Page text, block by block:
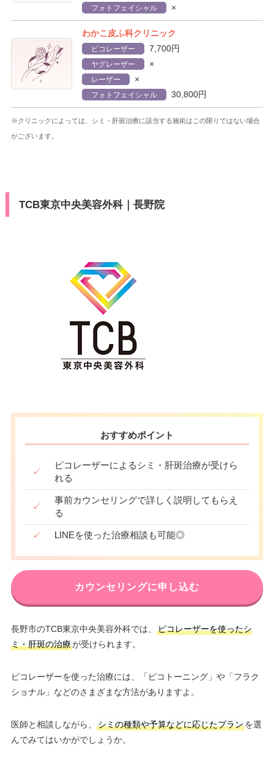
フォトフェイシャル ×
わかこ皮ふ科クリニック
ピコレーザー 7,700円
ヤグレーザー ×
レーザー ×
フォトフェイシャル 30,800円
※クリニックによっては、シミ・肝斑治療に該当する施術はこの限りではない場合
がございます。
TCB東京中央美容外科｜長野院
おすすめポイント
✓
ピコレーザーによるシミ・肝斑治療が受けら
れる
✓
事前カウンセリングで詳しく説明してもらえ
る
✓ LINEを使った治療相談も可能◎
カウンセリングに申し込む
長野市のTCB東京中央美容外科では、
ピコレーザーを使ったシ
ミ・肝斑の治療が受けられます。
ピコレーザーを使った治療には、「ピコトーニング」や「フラク
ショナル」などのさまざまな方法がありますよ。
医師と相談しながら、 シミの種類や予算などに応じたプランを選
んでみてはいかがでしょうか。